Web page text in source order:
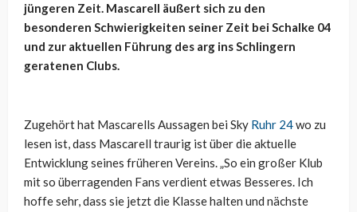
jüngeren Zeit. Mascarell äußert sich zu den
besonderen Schwierigkeiten seiner Zeit bei Schalke 04
und zur aktuellen Führung des arg ins Schlingern
geratenen Clubs.
Zugehört hat Mascarells Aussagen bei Sky Ruhr 24wo zu
lesen ist, dass Mascarell traurig ist über die aktuelle
Entwicklung seines früheren Vereins. „So ein großer Klub
mit so überragenden Fans verdient etwas Besseres. Ich
hoffe sehr, dass sie jetzt die Klasse halten und nächste